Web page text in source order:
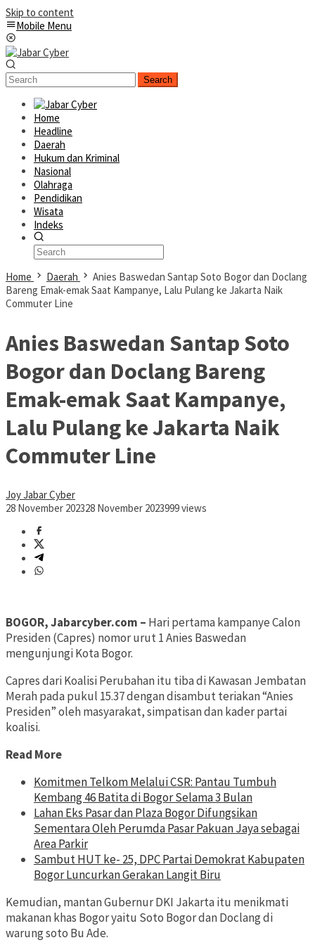
Skip to content
Mobile Menu
Search
Home
Headline
Daerah
Hukum dan Kriminal
Nasional
Olahraga
Pendidikan
Wisata
Indeks
Home Daerah
Anies Baswedan Santap Soto Bogor dan Doclang
Bareng Emak-emak Saat Kampanye, Lalu Pulang ke Jakarta Naik
Commuter Line
Anies Baswedan Santap Soto
Bogor dan Doclang Bareng
Emak-emak Saat Kampanye,
Lalu Pulang ke Jakarta Naik
Commuter Line
Joy Jabar Cyber
28 November 202328 November 2023999 views
BOGOR, Jabarcyber.com – Hari pertama kampanye Calon
Presiden (Capres) nomor urut 1 Anies Baswedan
mengunjungi Kota Bogor.
Capres dari Koalisi Perubahan itu tiba di Kawasan Jembatan
Merah pada pukul 15.37 dengan disambut teriakan “Anies
Presiden” oleh masyarakat, simpatisan dan kader partai
koalisi.
Read More
Komitmen Telkom Melalui CSR: Pantau Tumbuh
Kembang 46 Batita di Bogor Selama 3 Bulan
Lahan Eks Pasar dan Plaza Bogor Difungsikan
Sementara Oleh Perumda Pasar Pakuan Jaya sebagai
Area Parkir
Sambut HUT ke- 25, DPC Partai Demokrat Kabupaten
Bogor Luncurkan Gerakan Langit Biru
Kemudian, mantan Gubernur DKI Jakarta itu menikmati
makanan khas Bogor yaitu Soto Bogor dan Doclang di
warung soto Bu Ade.